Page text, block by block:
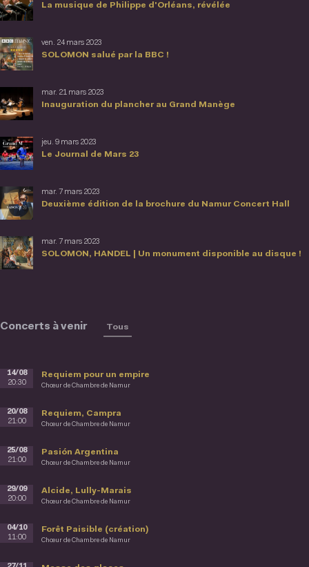
La musique de Philippe d'Orléans, révélée
SOLOMON salué par la BBC !
ven. 24 mars 2023
Inauguration du plancher au Grand Manège
mar. 21 mars 2023
Le Journal de Mars 23
jeu. 9 mars 2023
Deuxième édition de la brochure du Namur Concert Hall
mar. 7 mars 2023
SOLOMON, HANDEL | Un monument disponible au disque !
mar. 7 mars 2023
Concerts à venir Tous
Requiem pour un empire
Chœur de Chambre de Namur
14/08
20:30
Requiem, Campra
Chœur de Chambre de Namur
20/08
21:00
Pasión Argentina
Chœur de Chambre de Namur
25/08
21:00
Alcide, Lully-Marais
Chœur de Chambre de Namur
29/09
20:00
Forêt Paisible (création)
Chœur de Chambre de Namur
04/10
11:00